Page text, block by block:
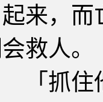
来，而
救人。
抓住他